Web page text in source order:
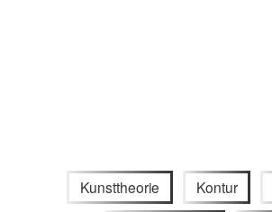
Kunsttheorie Kontur